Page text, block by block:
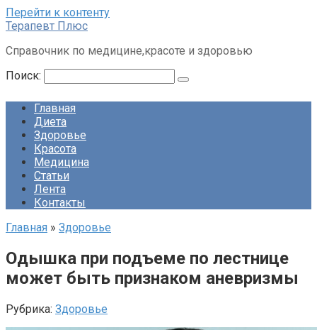
Перейти к контенту
Терапевт Плюс
Справочник по медицине,красоте и здоровью
Поиск:
Главная
Диета
Здоровье
Красота
Медицина
Статьи
Лента
Контакты
Главная » Здоровье
Одышка при подъеме по лестнице
может быть признаком аневризмы
Рубрика: Здоровье